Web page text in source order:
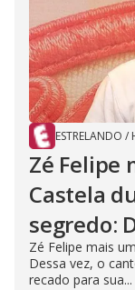
ESTRELANDO /
Zé Felipe
Castela
segredo:
Zé Felipe mais
Dessa vez, o
recado para sua...